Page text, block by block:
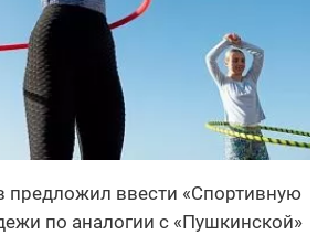
предложил ввести «Спортивную
по аналогии с «Пушкинской»